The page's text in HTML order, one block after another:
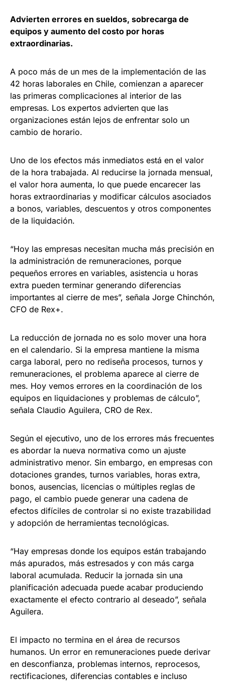
Advierten errores en sueldos, sobrecarga de
equipos y aumento del costo por horas
extraordinarias.
A poco más de un mes de la implementación de las
42 horas laborales en Chile, comienzan a aparecer
las primeras complicaciones al interior de las
empresas. Los expertos advierten que las
organizaciones están lejos de enfrentar solo un
cambio de horario.
Uno de los efectos más inmediatos está en el valor
de la hora trabajada. Al reducirse la jornada mensual,
el valor hora aumenta, lo que puede encarecer las
horas extraordinarias y modificar cálculos asociados
a bonos, variables, descuentos y otros componentes
de la liquidación.
“Hoy las empresas necesitan mucha más precisión en
la administración de remuneraciones, porque
pequeños errores en variables, asistencia u horas
extra pueden terminar generando diferencias
importantes al cierre de mes”, señala Jorge Chinchón,
CFO de Rex+.
La reducción de jornada no es solo mover una hora
en el calendario. Si la empresa mantiene la misma
carga laboral, pero no rediseña procesos, turnos y
remuneraciones, el problema aparece al cierre de
mes. Hoy vemos errores en la coordinación de los
equipos en liquidaciones y problemas de cálculo”,
señala Claudio Aguilera, CRO de Rex.
Según el ejecutivo, uno de los errores más frecuentes
es abordar la nueva normativa como un ajuste
administrativo menor. Sin embargo, en empresas con
dotaciones grandes, turnos variables, horas extra,
bonos, ausencias, licencias o múltiples reglas de
pago, el cambio puede generar una cadena de
efectos difíciles de controlar si no existe trazabilidad
y adopción de herramientas tecnológicas.
“Hay empresas donde los equipos están trabajando
más apurados, más estresados y con más carga
laboral acumulada. Reducir la jornada sin una
planificación adecuada puede acabar produciendo
exactamente el efecto contrario al deseado”, señala
Aguilera.
El impacto no termina en el área de recursos
humanos. Un error en remuneraciones puede derivar
en desconfianza, problemas internos, reprocesos,
rectificaciones, diferencias contables e incluso